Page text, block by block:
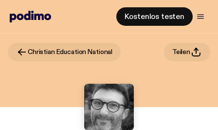
Kostenlos testen
Christian Education National Teilen